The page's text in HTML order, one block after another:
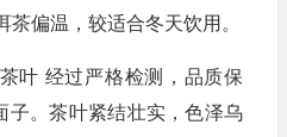
偏温，较适合冬天饮用。
叶 经过严格检测，品质保
子。茶叶紧结壮实，色泽乌